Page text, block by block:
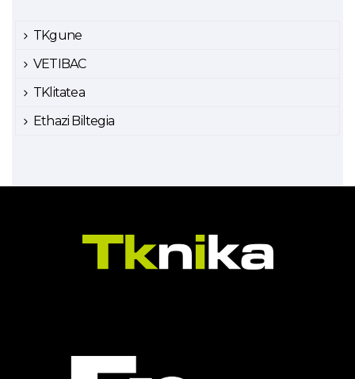
TKgune
VETIBAC
TKlitatea
Ethazi Biltegia